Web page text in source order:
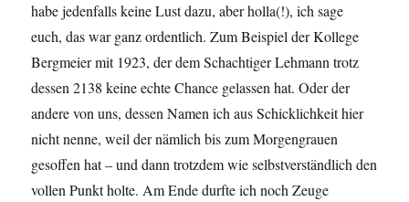
habe jedenfalls keine Lust dazu, aber holla(!), ich sage
euch, das war ganz ordentlich. Zum Beispiel der Kollege
Bergmeier mit 1923, der dem Schachtiger Lehmann trotz
dessen 2138 keine echte Chance gelassen hat. Oder der
andere von uns, dessen Namen ich aus Schicklichkeit hier
nicht nenne, weil der nämlich bis zum Morgengrauen
gesoffen hat – und dann trotzdem wie selbstverständlich den
vollen Punkt holte. Am Ende durfte ich noch Zeuge